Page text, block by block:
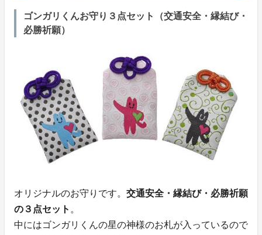
ゴンガリくんお守り３点セット（交通安全・縁結び・
必勝祈願）
オリジナルのお守りです。 交通安全・縁結び・必勝祈願
の３点セット 。
中にはゴンガリくんの星の神様のお札が入っているので